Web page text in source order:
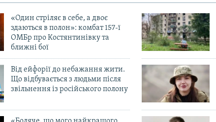
«Один стріляє в себе, а двоє
здаються в полон»: комбат 157-ї
ОМБр про Костянтинівку та
ближні бої
Від ейфорії до небажання жити.
Що відбувається з людьми після
звільнення із російського полону